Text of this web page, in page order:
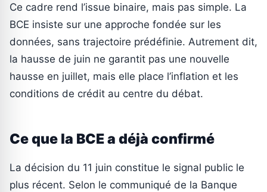
Ce cadre rend l’issue binaire, mais pas simple. La
BCE insiste sur une approche fondée sur les
données, sans trajectoire prédéfinie. Autrement dit,
la hausse de juin ne garantit pas une nouvelle
hausse en juillet, mais elle place l’inflation et les
conditions de crédit au centre du débat.
Ce que la BCE a déjà confirmé
La décision du 11 juin constitue le signal public le
plus récent. Selon le communiqué de la Banque